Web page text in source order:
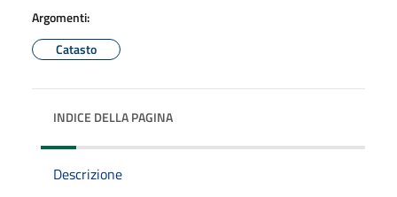
Argomenti:
Catasto
INDICE DELLA PAGINA
Descrizione